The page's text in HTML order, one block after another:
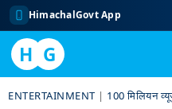
HimachalGovt App
H G
ENTERTAINMENT | 100 मिलियन